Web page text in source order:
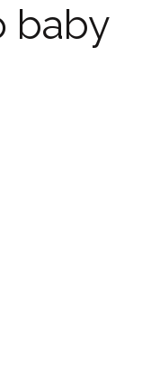
baby